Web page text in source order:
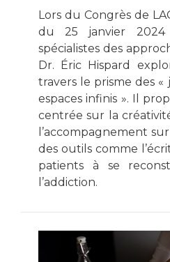
Lors du Congrès de LACT Stop ou encore
du 25 janvier 2024
spécialistes des
Dr. Éric Hispard
travers le prisme des «
espaces infinis ». Il
centrée sur la
l’accompagnement
des outils comme
patients à se
l’addiction.